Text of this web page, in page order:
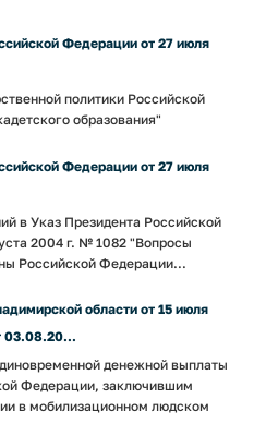
Федерации от 27 июля
политики Российской
образования"
Федерации от 27 июля
в Указ Президента Российской
2004 г. № 1082 "Вопросы
Российской Федерации...
области от 15 июля
03.08.20...
денежной выплаты
Федерации, заключившим
в мобилизационном людском